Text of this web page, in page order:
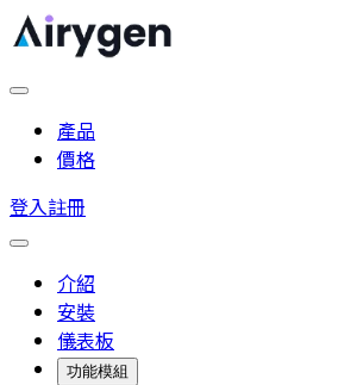
產品
價格
登入註冊
介紹
安裝
儀表板
功能模組